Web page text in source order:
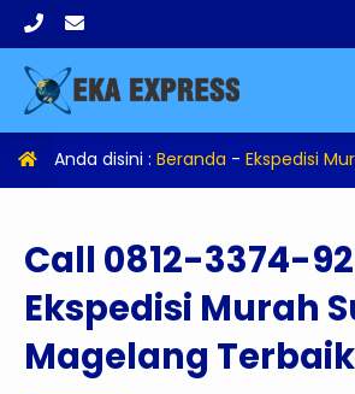
Anda disini : Beranda - Ekspedisi
Call 0812-3374-
Ekspedisi Murah
Magelang Terbaik